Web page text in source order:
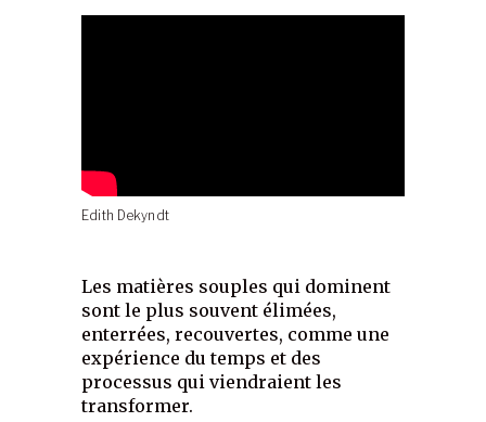
Edith Dekyndt
Les matières souples qui dominent
sont le plus souvent élimées,
enterrées, recouvertes, comme une
expérience du temps et des
processus qui viendraient les
transformer.